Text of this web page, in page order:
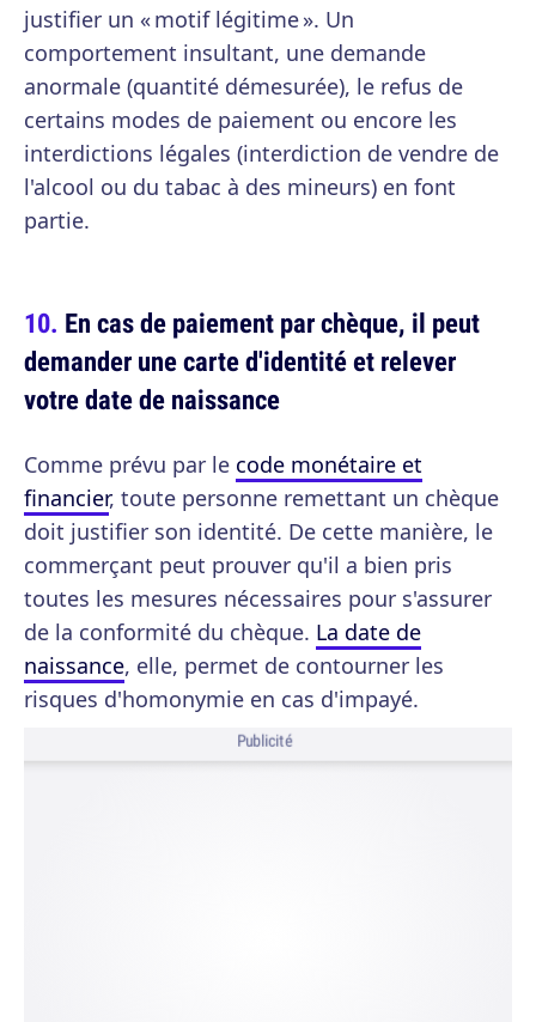
justifier un « motif légitime ». Un
comportement insultant, une demande
anormale (quantité démesurée), le refus de
certains modes de paiement ou encore les
interdictions légales (interdiction de vendre de
l'alcool ou du tabac à des mineurs) en font
partie.
En cas de paiement par chèque, il peut
demander une carte d'identité et relever
votre date de naissance
Comme prévu par le code monétaire et
financier, toute personne remettant un chèque
doit justifier son identité. De cette manière, le
commerçant peut prouver qu'il a bien pris
toutes les mesures nécessaires pour s'assurer
de la conformité du chèque. La date de
naissance, elle, permet de contourner les
risques d'homonymie en cas d'impayé.
Publicité